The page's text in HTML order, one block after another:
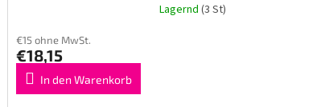
Lagernd (3 St)
€15 ohne MwSt.
€18,15
In den Warenkorb